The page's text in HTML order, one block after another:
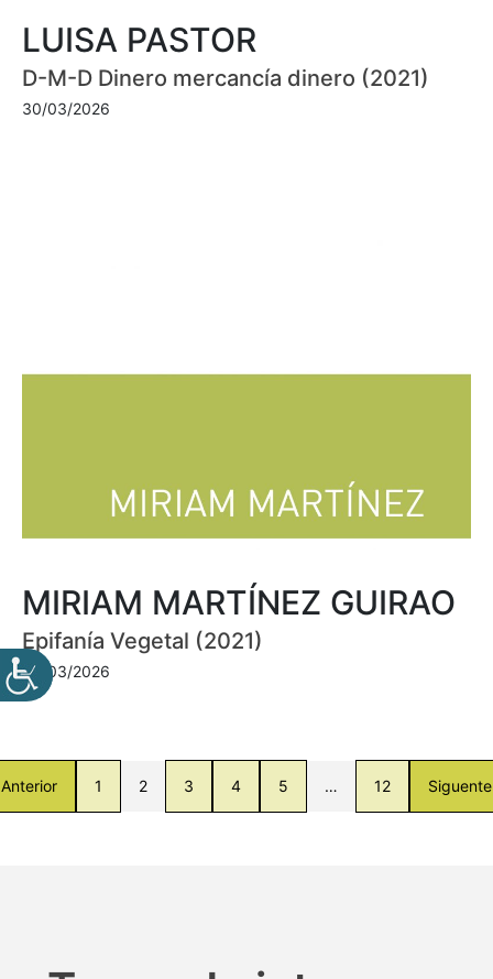
LUISA PASTOR
D-M-D Dinero mercancía dinero (2021)
30/03/2026
MIRIAM MARTÍNEZ GUIRAO
Epifanía Vegetal (2021)
30/03/2026
Anterior 1 2 3 4 5 … 12 Siguente